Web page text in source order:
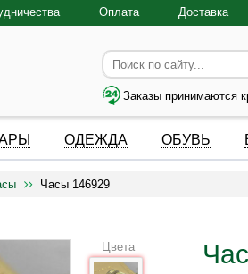
Оплата Доставка
Заказы принимаются
ОДЕЖДА ОБУВЬ
Часы 146929
Цвета